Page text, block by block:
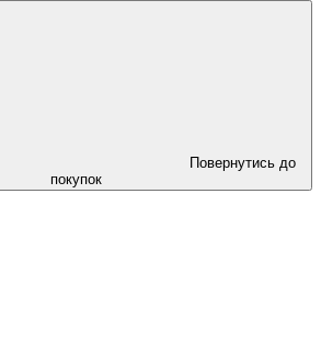
Повернутись до
покупок